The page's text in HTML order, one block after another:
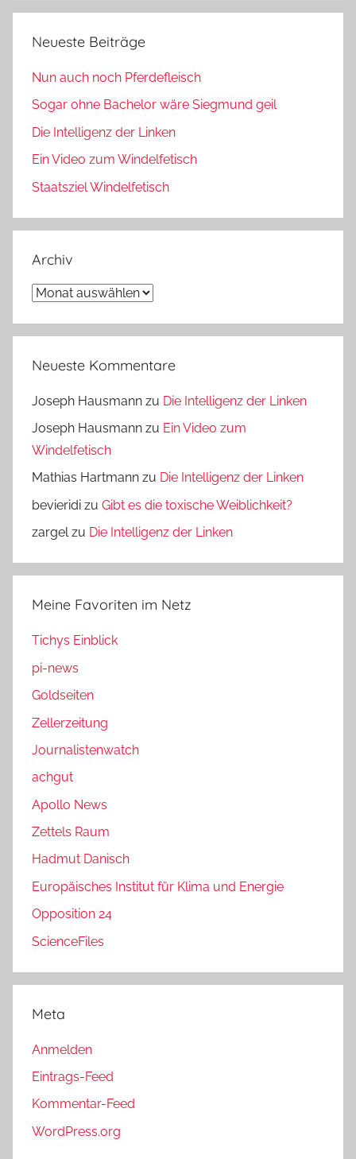
Neueste Beiträge
Nun auch noch Pferdefleisch
Sogar ohne Bachelor wäre Siegmund geil
Die Intelligenz der Linken
Ein Video zum Windelfetisch
Staatsziel Windelfetisch
Archiv
Archiv
Neueste Kommentare
Joseph Hausmann zu Die Intelligenz der Linken
Joseph Hausmann zu Ein Video zum
Windelfetisch
Mathias Hartmann zu Die Intelligenz der Linken
bevieridi zu Gibt es die toxische Weiblichkeit?
zargelzu Die Intelligenz der Linken
Meine Favoriten im Netz
Tichys Einblick
pi-news
Goldseiten
Zellerzeitung
Journalistenwatch
achgut
Apollo News
Zettels Raum
Hadmut Danisch
Europäisches Institut für Klima und Energie
Opposition 24
ScienceFiles
Meta
Anmelden
Eintrags-Feed
Kommentar-Feed
WordPress.org